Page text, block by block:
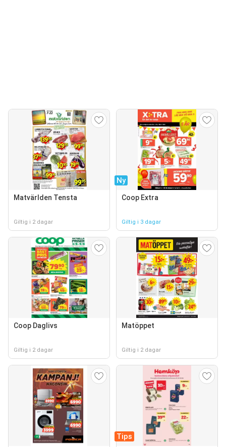
Matvärlden Tensta
Giltig i 2 dagar
Ny
Coop Extra
Giltig i 3 dagar
Coop Daglivs
Giltig i 2 dagar
Matöppet
Giltig i 2 dagar
Tips